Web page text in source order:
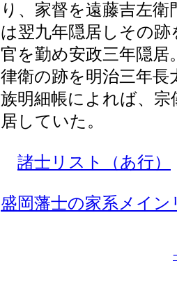
り、家督を遠藤吉左
は翌九年隠居しその
官を勤め安政三年隠
律衛の跡を明治三年長
族明細帳によれば、
居していた。
諸士リスト（あ行）
盛岡藩士の家系メイン